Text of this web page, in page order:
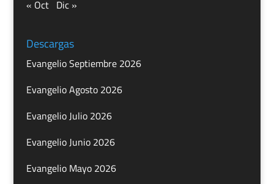
« Oct Dic »
Descargas
Evangelio Septiembre 2026
Evangelio Agosto 2026
Evangelio Julio 2026
Evangelio Junio 2026
Evangelio Mayo 2026